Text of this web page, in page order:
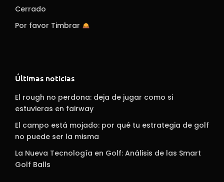
Cerrado
Por favor Timbrar
Últimas noticias
El rough no perdona: deja de jugar como si
estuvieras en fairway
El campo está mojado: por qué tu estrategia de golf
no puede ser la misma
La Nueva Tecnología en Golf: Análisis de las Smart
Golf Balls